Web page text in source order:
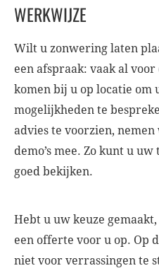
WERKWIJZE
Wilt u zonwering laten
een afspraak: vaak al voor
komen bij u op locatie om
mogelijkheden te
advies te voorzien,
demo’s mee. Zo kunt u
goed bekijken.
Hebt u uw keuze
een offerte voor u op. Op
niet voor verrassingen te